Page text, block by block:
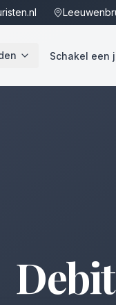
Schakel een